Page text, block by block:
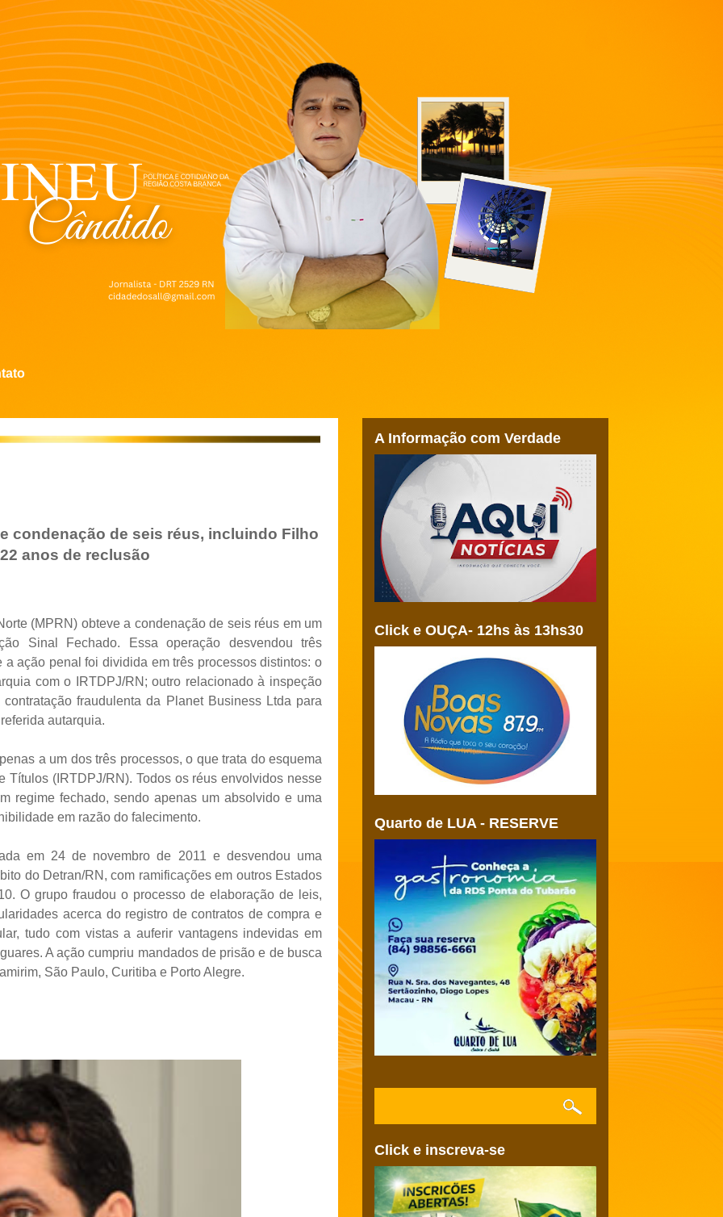
condenação de seis réus, incluindo Filho
anos de reclusão
(MPRN) obteve a condenação de seis réus em um
Sinal Fechado. Essa operação desvendou três
ação penal foi dividida em três processos distintos: o
com o IRTDPJ/RN; outro relacionado à inspeção
fraudulenta da Planet Business Ltda para
autarquia.
a um dos três processos, o que trata do esquema
Títulos (IRTDPJ/RN). Todos os réus envolvidos nesse
regime fechado, sendo apenas um absolvido e uma
em razão do falecimento.
em 24 de novembro de 2011 e desvendou uma
do Detran/RN, com ramificações em outros Estados
O grupo fraudou o processo de elaboração de leis,
acerca do registro de contratos de compra e
tudo com vistas a auferir vantagens indevidas em
A ação cumpriu mandados de prisão e de busca
São Paulo, Curitiba e Porto Alegre.
A Informação com Verdade
Click e OUÇA- 12hs às 13hs30
Quarto de LUA - RESERVE
Click e inscreva-se